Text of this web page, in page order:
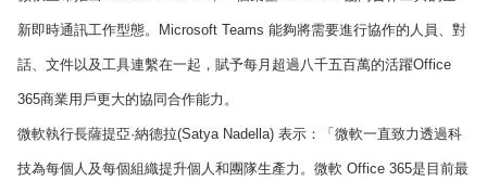
新即時通訊工作型態。Microsoft Teams 能夠將需要進行協作的人員、對
話、文件以及工具連繫在一起，賦予每月超過八千五百萬的活躍Office
365商業用戶更大的協同合作能力。
微軟執行長薩提亞·納德拉(Satya Nadella) 表示：「微軟一直致力透過科
技為每個人及每個組織提升個人和團隊生產力。微軟 Office 365是目前最